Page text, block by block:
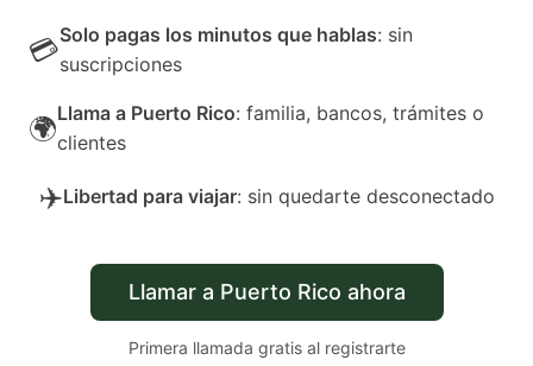
💳Solo pagas los minutos que hablas: sin
suscripciones
🌍Llama a Puerto Rico: familia, bancos, trámites o
clientes
✈️Libertad para viajar: sin quedarte desconectado
Llamar a Puerto Rico ahora
Primera llamada gratis al registrarte